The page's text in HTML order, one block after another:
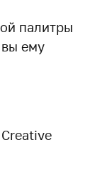
палитры
ему